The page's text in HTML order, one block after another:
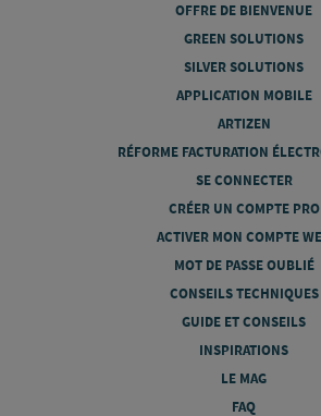
OFFRE DE BIENVENUE
GREEN SOLUTIONS
SILVER SOLUTIONS
APPLICATION MOBILE
ARTIZEN
RÉFORME FACTURATION
SE CONNECTER
CRÉER UN COMPTE PRO
ACTIVER MON COMPTE
MOT DE PASSE OUBLIÉ
CONSEILS TECHNIQUES
GUIDE ET CONSEILS
INSPIRATIONS
LE MAG
FAQ